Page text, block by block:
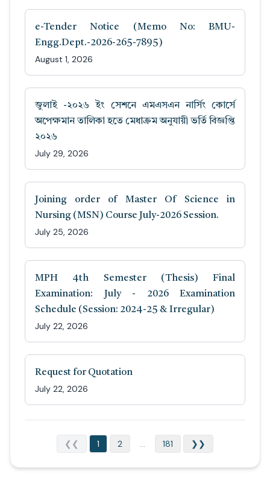
e-Tender Notice (Memo No: BMU-
Engg.Dept.-2026-265-7895)
August 1, 2026
জুলাই -২০২৬ ইং সেশনে এমএসএন নার্সিং কোর্সে
অপেক্ষমান তালিকা হতে মেধাক্রম অনুযায়ী ভর্তি বিজ্ঞপ্তি
২০২৬
July 29, 2026
Joining order of Master Of Science in
Nursing (MSN) Course July-2026 Session.
July 25, 2026
MPH 4th Semester (Thesis) Final
Examination: July - 2026 Examination
Schedule (Session: 2024-25 & Irregular)
July 22, 2026
Request for Quotation
July 22, 2026
❮❮ 1 2 ... 181 ❯❯